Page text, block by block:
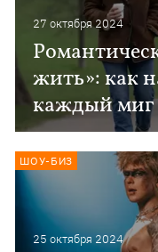
27 октября 2024
жить»: как
каждый миг
25 октября 2024
ШОУ-БИЗ